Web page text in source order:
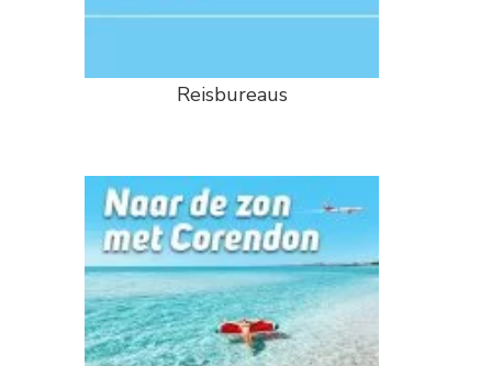
Reisbureaus